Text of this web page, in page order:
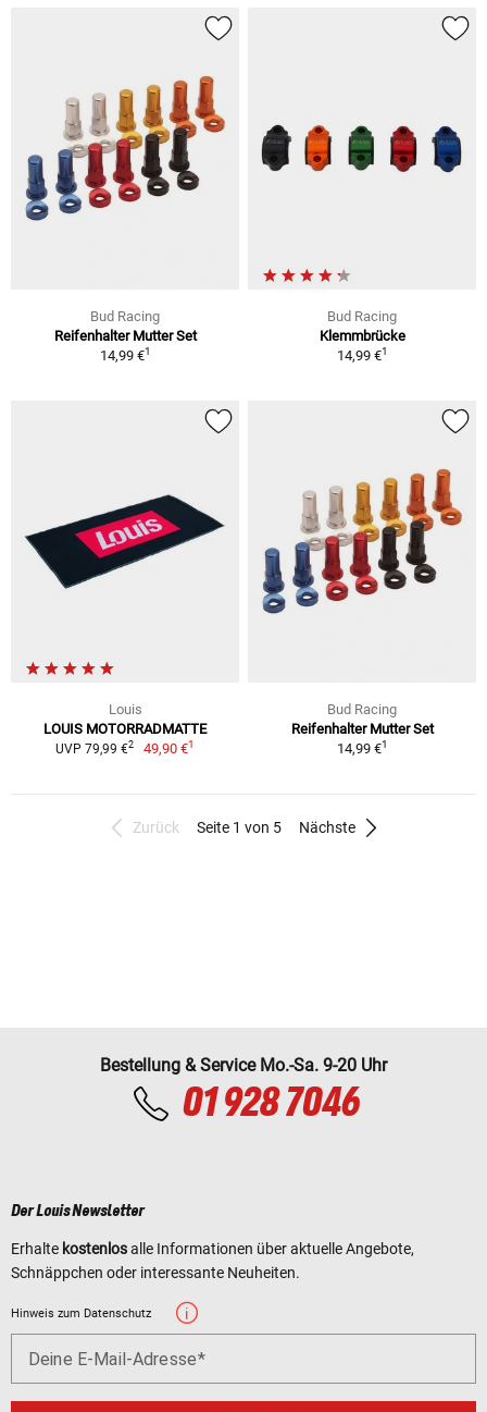
Bud Racing
Reifenhalter Mutter Set
14,99 €1
Bud Racing
Klemmbrücke
14,99 €1
Louis
LOUIS MOTORRADMATTE
UVP 79,99 €2 49,90 €1
Bud Racing
Reifenhalter Mutter Set
14,99 €1
Zurück Seite 1 von 5 Nächste
Bestellung & Service Mo.-Sa. 9-20 Uhr
01 928 7046
Der Louis Newsletter
Erhalte kostenlosalle Informationen über aktuelle Angebote,
Schnäppchen oder interessante Neuheiten.
Hinweis zum Datenschutz
Deine E-Mail-Adresse